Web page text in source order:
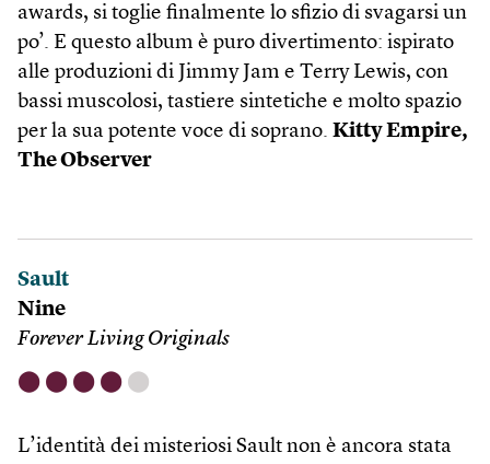
awards, si toglie finalmente lo sfizio di svagarsi un
po’. E questo album è puro divertimento: ispirato
alle produzioni di Jimmy Jam e Terry Lewis, con
bassi muscolosi, tastiere sintetiche e molto spazio
per la sua potente voce di soprano. Kitty Empire,
The Observer
Sault
Nine
Forever Living Originals
⬤ ⬤ ⬤ ⬤ ⬤
L’identità dei misteriosi Sault non è ancora stata